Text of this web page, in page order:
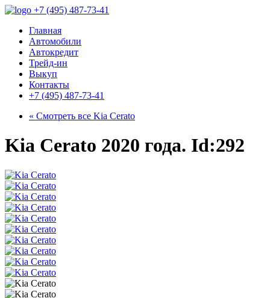
+7 (495) 487-73-41
Главная
Автомобили
Автокредит
Трейд-ин
Выкуп
Контакты
+7 (495) 487-73-41
« Смотреть все Kia Cerato
Kia Cerato 2020 года. Id:292